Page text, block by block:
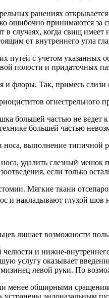
ранениях
ошибочно принимаются за
в случаях, когда свищ
от внутреннего угла
путей с учетом
полости и придаточных
и флоры. Так, примесь
огнестрельного
большей частью не
большей частью
выполнение
удалить слезный
если только
Мягкие ткани
и накладывают глухой шов
лишает возможности
челюсти и нижне-
услугу оказывает
левой руки. По
менее обширными